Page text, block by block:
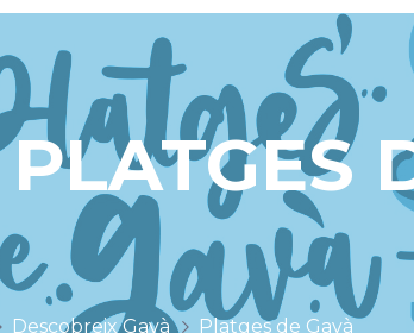
PLATGES
Descobreix Gavà Platges de Gavà